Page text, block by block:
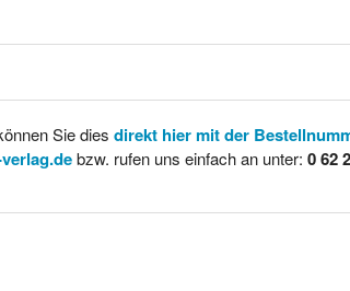
Sie dies direkt hier mit der
bzw. rufen uns einfach an unter: 0 62